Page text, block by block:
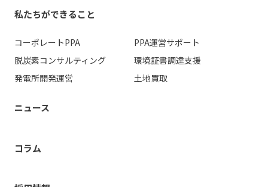
私たちができること
コーポレートPPA PPA運営サポート
脱炭素コンサルティング
環境証書調達支援
発電所開発運営
土地買取
ニュース
コラム